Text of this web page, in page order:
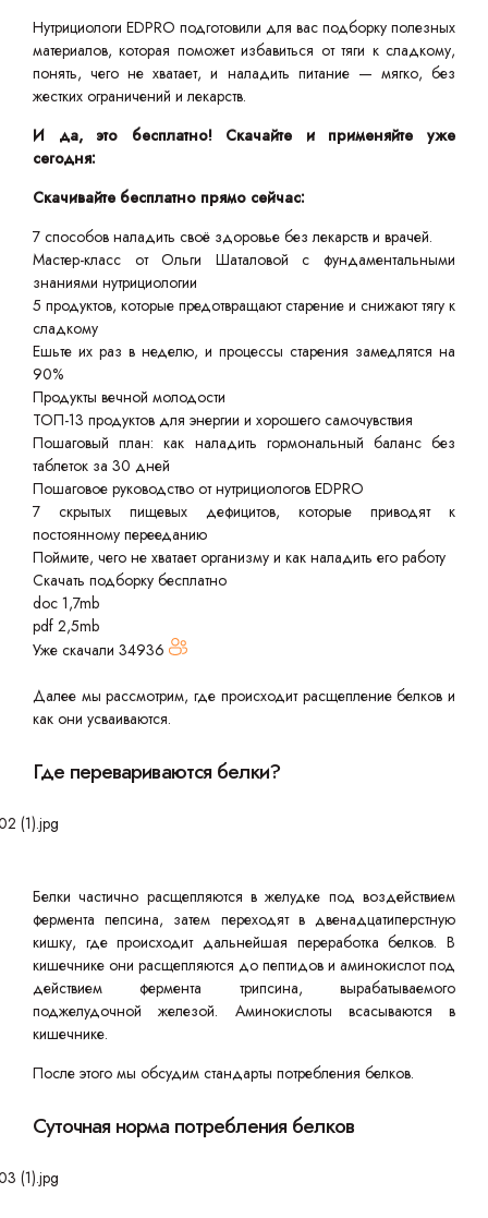
Нутрициологи EDPRO подготовили для вас подборку полезных
материалов, которая поможет избавиться от тяги к сладкому,
понять, чего не хватает, и наладить питание — мягко, без
жестких ограничений и лекарств.
И да, это бесплатно! Скачайте и применяйте уже
сегодня:
Скачивайте бесплатно прямо сейчас:
7 способов наладить своё здоровье без лекарств и врачей.
Мастер-класс от Ольги Шаталовой с фундаментальными
знаниями нутрициологии
5 продуктов, которые предотвращают старение и снижают тягу к
сладкому
Ешьте их раз в неделю, и процессы старения замедлятся на
90%
Продукты вечной молодости
ТОП-13 продуктов для энергии и хорошего самочувствия
Пошаговый план: как наладить гормональный баланс без
таблеток за 30 дней
Пошаговое руководство от нутрициологов EDPRO
7 скрытых пищевых дефицитов, которые приводят к
постоянному перееданию
Поймите, чего не хватает организму и как наладить его работу
Скачать подборку бесплатно
doc 1,7mb
pdf 2,5mb
Уже скачали 34936
Далее мы рассмотрим, где происходит расщепление белков и
как они усваиваются.
Где перевариваются белки?
Белки частично расщепляются в желудке под воздействием
фермента пепсина, затем переходят в двенадцатиперстную
кишку, где происходит дальнейшая переработка белков. В
кишечнике они расщепляются до пептидов и аминокислот под
действием фермента трипсина, вырабатываемого
поджелудочной железой. Аминокислоты всасываются в
кишечнике.
После этого мы обсудим стандарты потребления белков.
Суточная норма потребления белков